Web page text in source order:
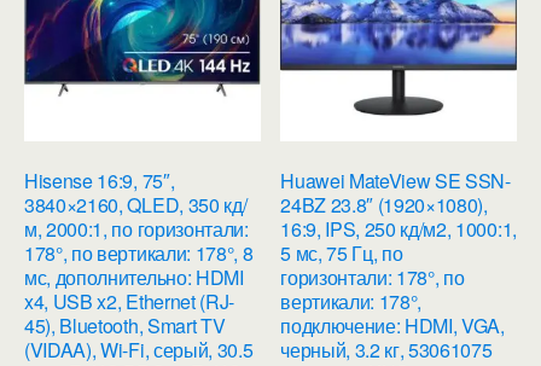
Hisense 16:9, 75″,
3840×2160, QLED, 350 кд/
м, 2000:1, по горизонтали:
178°, по вертикали: 178°, 8
мс, дополнительно: HDMI
x4, USB x2, Ethernet (RJ-
45), Bluetooth, Smart TV
(VIDAA), Wi-Fi, серый, 30.5
Huawei MateView SE SSN-
24BZ 23.8″ (1920×1080),
16:9, IPS, 250 кд/м2, 1000:1,
5 мс, 75 Гц, по
горизонтали: 178°, по
вертикали: 178°,
подключение: HDMI, VGA,
черный, 3.2 кг, 53061075